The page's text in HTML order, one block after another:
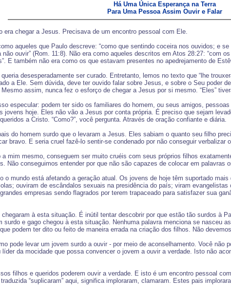
Há Uma Única Esperança na Terra
Para Uma Pessoa Assim Ouvir e Falar
era chegar a Jesus. Precisava de um encontro pessoal com Ele.
aqueles que Paulo descreve: “como que sentindo coceira nos ouvidos; e
ouvir” (Rom. 11:8). Não era como aqueles descritos em Atos 28:27: “com
E também não era como os que estavam presentes no apedrejamento de
desesperadamente ser curado. Entretanto, lemos no texto que “lhe
a Ele. Sem dúvida, deve ter ouvido falar sobre Jesus, e sobre o Seu poder
assim, nunca fez o esforço de chegar a Jesus por si mesmo. “Eles”
especular: podem ter sido os familiares do homem, ou seus amigos,
jovens hoje. Eles não vão a Jesus por conta própria. É preciso que sejam
a Cristo. “Como?”, você pergunta. Através de oração confiante e diária.
do homem surdo que o levaram a Jesus. Eles sabiam o quanto seu filho
bravo. E seria cruel fazê-lo sentir-se condenado por não conseguir verbalizar
mim mesmo, conseguem ser muito cruéis com seus próprios filhos
Não conseguimos entender por que não são capazes de colocar em
o mundo está afetando a geração atual. Os jovens de hoje têm suportado
ouviram de escândalos sexuais na presidência do país; viram
empresas sendo flagrados por terem trapaceado para satisfazer sua
à esta situação. É inútil tentar descobrir por que estão tão surdos à
e gago chegou à esta situação. Nenhuma palavra menciona se nasceu
podem ter dito ou feito de maneira errada na criação dos filhos. Não
pode levar um jovem surdo a ouvir - por meio de aconselhamento. Você não
da mocidade que possa convencer o jovem a ouvir a verdade. Isto não
filhos e queridos poderem ouvir a verdade. E isto é um encontro pessoal
“suplicaram” aqui, significa imploraram, clamaram. Estes pais